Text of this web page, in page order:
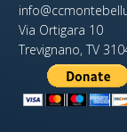
Via Ortigara 10
Trevignano, TV